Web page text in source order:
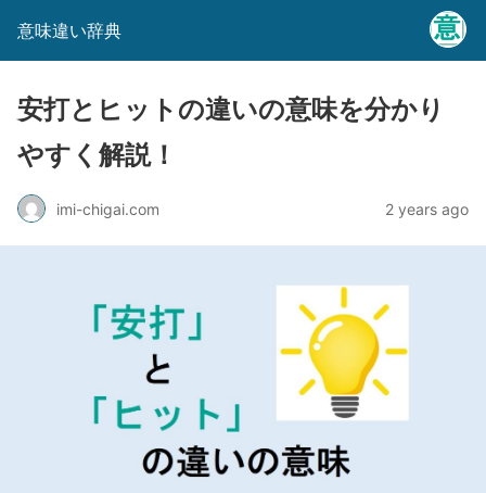
意味違い辞典
安打とヒットの違いの意味を分かり
やすく解説！
imi-chigai.com 2 years ago